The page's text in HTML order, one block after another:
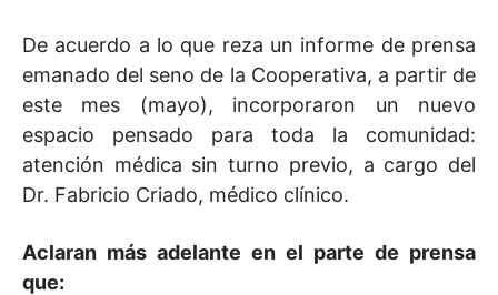
De acuerdo a lo que reza un informe de prensa
emanado del seno de la Cooperativa, a partir de
este mes (mayo), incorporaron un nuevo
espacio pensado para toda la comunidad:
atención médica sin turno previo, a cargo del
Dr. Fabricio Criado, médico clínico.
Aclaran más adelante en el parte de prensa
que: